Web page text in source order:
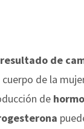
resultado de
cuerpo de la
de